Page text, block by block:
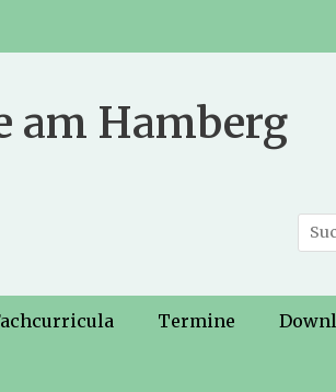
am Hamberg
Termine